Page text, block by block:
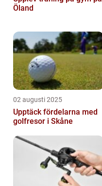
Öland
02 augusti 2025
Upptäck fördelarna med
golfresor i Skåne